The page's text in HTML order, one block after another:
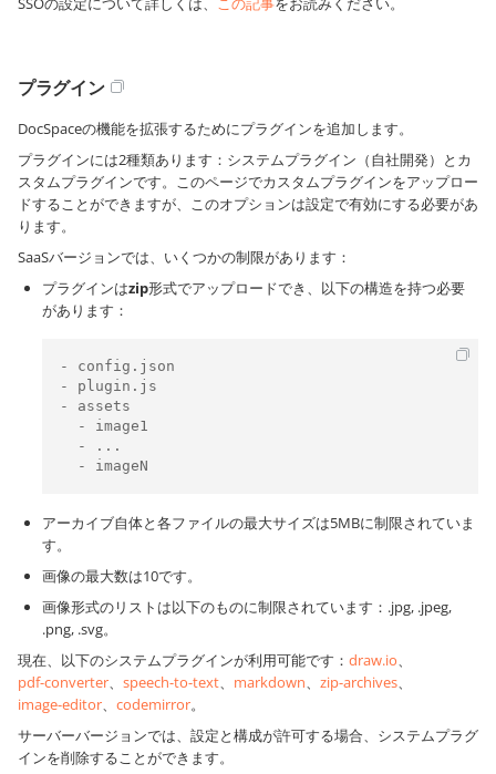
プラグイン
DocSpaceの機能を拡張するためにプラグインを追加します。
プラグインには2種類あります：システムプラグイン（自社開発）とカ
スタムプラグインです。このページでカスタムプラグインをアップロー
ドすることができますが、このオプションは設定で有効にする必要があ
ります。
SaaSバージョンでは、いくつかの制限があります：
プラグインはzip形式でアップロードでき、以下の構造を持つ必要
があります：
- config.json
- plugin.js
- assets
  - imageN
アーカイブ自体と各ファイルの最大サイズは5MBに制限されていま
す。
画像の最大数は10です。
画像形式のリストは以下のものに制限されています：.jpg, .jpeg,
.png, .svg。
現在、以下のシステムプラグインが利用可能です： draw.io、
pdf-converter、 speech-to-text、 markdown、 zip-archives、
image-editor、 codemirror。
サーバーバージョンでは、設定と構成が許可する場合、システムプラグ
インを削除することができます。